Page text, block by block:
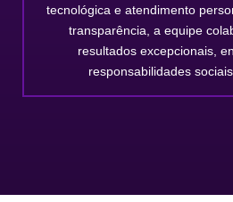
tecnológica e atendimento
transparência, a equipe
resultados excepcionais,
responsabilidades